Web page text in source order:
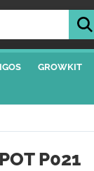
GROWKIT
P021